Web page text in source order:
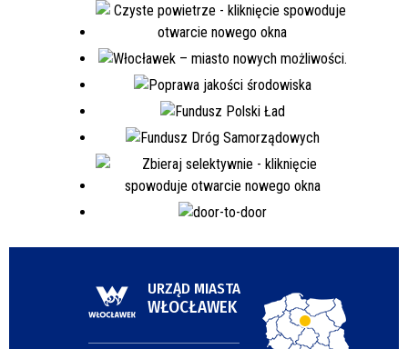
URZĄD MIASTA
WŁOCŁAWEK